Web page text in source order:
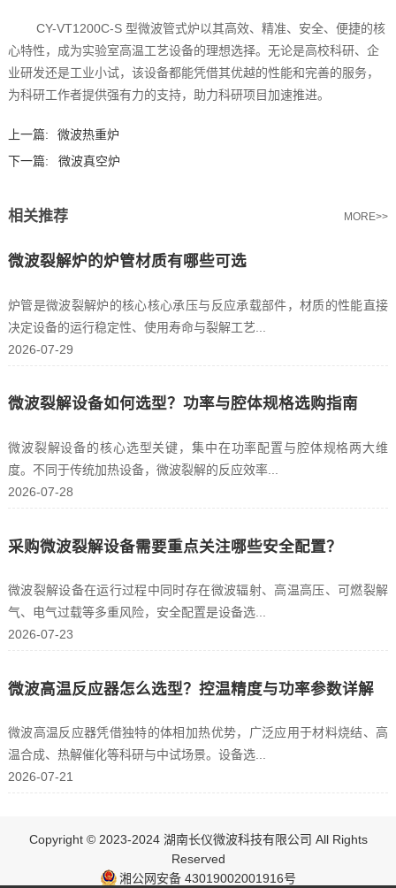
CY-VT1200C-S 型微波管式炉以其高效、精准、安全、便捷的核
心特性，成为实验室高温工艺设备的理想选择。无论是高校科研、企
业研发还是工业小试，该设备都能凭借其优越的性能和完善的服务，
为科研工作者提供强有力的支持，助力科研项目加速推进。
上一篇:
微波热重炉
下一篇:
微波真空炉
相关推荐 MORE>>
微波裂解炉的炉管材质有哪些可选
炉管是微波裂解炉的核心核心承压与反应承载部件，材质的性能直接
决定设备的运行稳定性、使用寿命与裂解工艺...
2026-07-29
微波裂解设备如何选型？功率与腔体规格选购指南
微波裂解设备的核心选型关键，集中在功率配置与腔体规格两大维
度。不同于传统加热设备，微波裂解的反应效率...
2026-07-28
采购微波裂解设备需要重点关注哪些安全配置？
微波裂解设备在运行过程中同时存在微波辐射、高温高压、可燃裂解
气、电气过载等多重风险，安全配置是设备选...
2026-07-23
微波高温反应器怎么选型？控温精度与功率参数详解
微波高温反应器凭借独特的体相加热优势，广泛应用于材料烧结、高
温合成、热解催化等科研与中试场景。设备选...
2026-07-21
Copyright © 2023-2024 湖南长仪微波科技有限公司 All Rights
Reserved
湘公网安备 43019002001916号